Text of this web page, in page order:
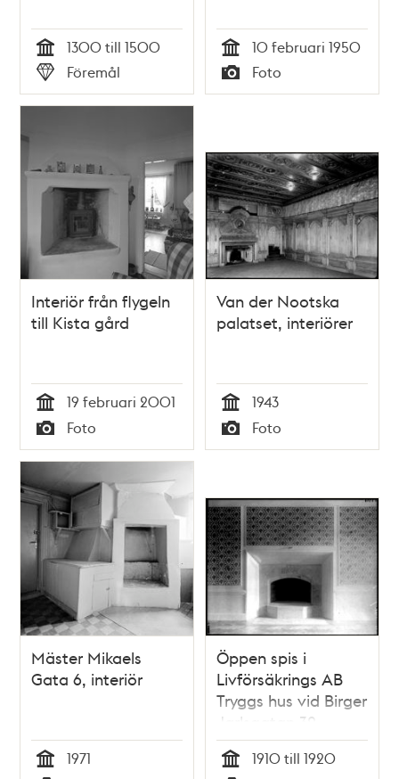
Tid
1300 till 1500
Typ
Föremål Tid
10 februari 1950
Typ
Foto
Interiör från flygeln
till Kista gård
Tid
19 februari 2001
Typ
Foto
Van der Nootska
palatset, interiörer
Tid
1943
Typ
Foto
Mäster Mikaels
Gata 6, interiör
1971
Öppen spis i
Livförsäkrings AB
Tryggs hus vid Birger
Jarlsgatan 32
1910 till 1920